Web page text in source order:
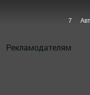
Рекламодателям
6